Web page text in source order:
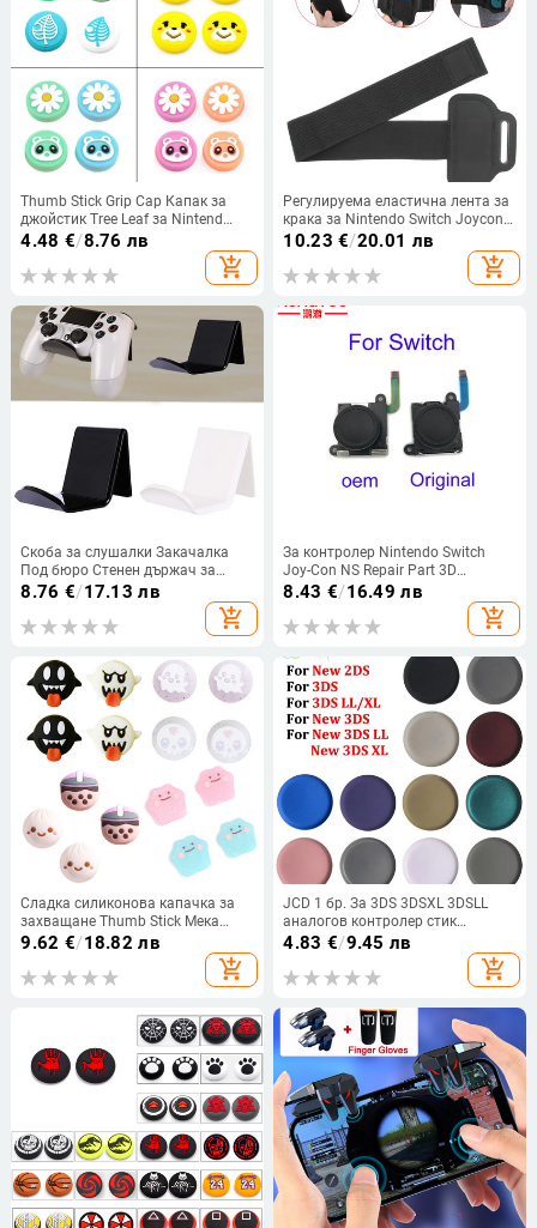
Thumb Stick Grip Cap Капак за
джойстик Tree Leaf за Nintend
Switch Lite Joy-Con Controller
4.48 €/8.76 лв
add_shopping_cart
Регулируема еластична лента за
крака за Nintendo Switch Joycon
Ring Fit Приключенска игра
Аксесоари за халки за краката
10.23 €/20.01 лв
add_shopping_cart
Скоба за слушалки Закачалка
Под бюро Стенен държач за
слушалки Кука Слушалки
Дисплей Стойка за X-box One
PS5/Игри
8.76 €/17.13 лв
add_shopping_cart
За контролер Nintendo Switch
Joy-Con NS Repair Part 3D
джойстик с гъвкав кабел За
части на контролера Switch Joy
Con
8.43 €/16.49 лв
add_shopping_cart
Сладка силиконова капачка за
захващане Thumb Stick Мека
корица за Nintendo Switch Oled
NS Lite за Sony PS5 PS4 Pro PS3
Xbox One/360 Series X/S
9.62 €/18.82 лв
add_shopping_cart
JCD 1 бр. За 3DS 3DSXL 3DSLL
аналогов контролер стик
капачка 3D джойстик капачка за
нов 2DS 3DS LL XL бутон с палец
4.83 €/9.45 лв
add_shopping_cart